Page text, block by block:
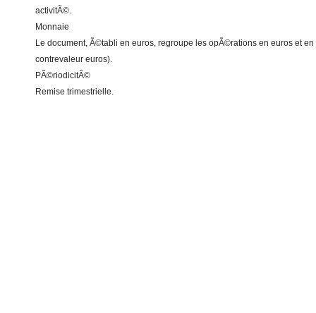
activitÃ©.
Monnaie
Le document, Ã©tabli en euros, regroupe les opÃ©rations en euros et
contrevaleur euros).
PÃ©riodicitÃ©
Remise trimestrielle.